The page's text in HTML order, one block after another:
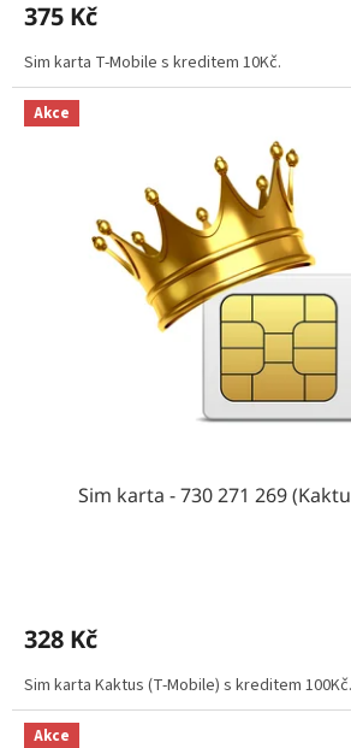
375 Kč
Sim karta T-Mobile s kreditem 10Kč.
Akce
Sim karta - 730 271 269
328 Kč
Sim karta Kaktus (T-Mobile) s kreditem 100Kč.
Akce